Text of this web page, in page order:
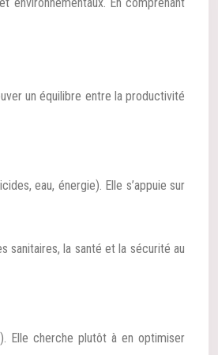
un équilibre entre la productivité
eau, énergie). Elle s’appuie sur
sanitaires, la santé et la sécurité au
Elle cherche plutôt à en optimiser